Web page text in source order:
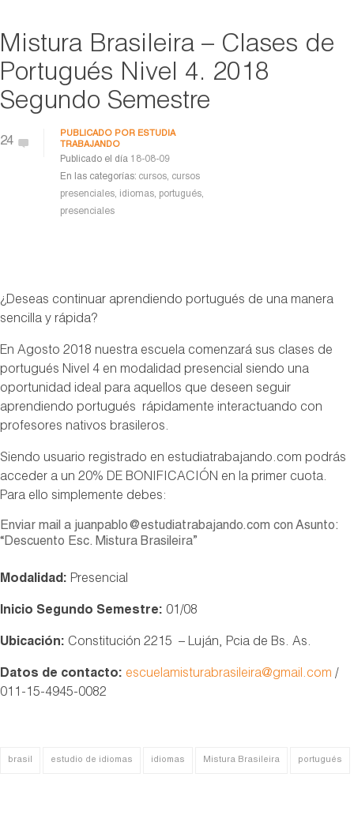
Mistura Brasileira – Clases de
Portugués Nivel 4. 2018
Segundo Semestre
24
PUBLICADO POR ESTUDIA
TRABAJANDO
Publicado el día 18-08-09
En las categorías: cursos, cursos
presenciales, idiomas, portugués,
presenciales
¿Deseas continuar aprendiendo portugués de una manera
sencilla y rápida?
En Agosto 2018 nuestra escuela comenzará sus clases de
portugués Nivel 4 en modalidad presencial siendo una
oportunidad ideal para aquellos que deseen seguir
aprendiendo portugués rápidamente interactuando con
profesores nativos brasileros.
Siendo usuario registrado en estudiatrabajando.com podrás
acceder a un 20% DE BONIFICACIÓN en la primer cuota.
Para ello simplemente debes:
Enviar mail a juanpablo@estudiatrabajando.com con Asunto:
“Descuento Esc. Mistura Brasileira”
Modalidad: Presencial
Inicio Segundo Semestre: 01/08
Ubicación: Constitución 2215 – Luján, Pcia de Bs. As.
Datos de contacto: escuelamisturabrasileira@gmail.com /
011-15-4945-0082
brasil estudio de idiomas idiomas Mistura Brasileira portugués